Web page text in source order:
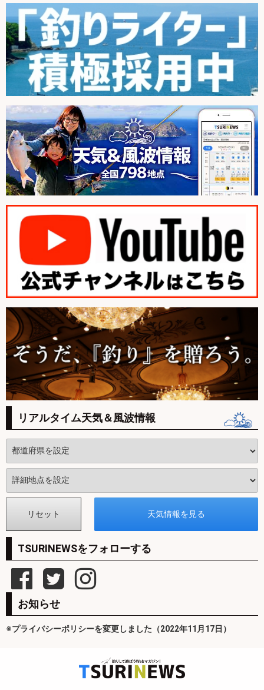
リアルタイム天気＆風波情報
TSURINEWSをフォローする
お知らせ
※プライバシーポリシーを変更しました（2022年11月17日）